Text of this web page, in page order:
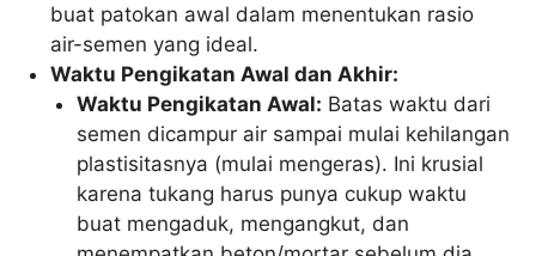
buat patokan awal dalam menentukan rasio
air-semen yang ideal.
Waktu Pengikatan Awal dan Akhir:
Waktu Pengikatan Awal: Batas waktu dari
semen dicampur air sampai mulai kehilangan
plastisitasnya (mulai mengeras). Ini krusial
karena tukang harus punya cukup waktu
buat mengaduk, mengangkut, dan